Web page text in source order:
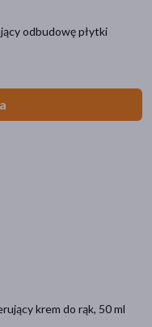
odbudowę płytki
krem do rąk, 50 ml